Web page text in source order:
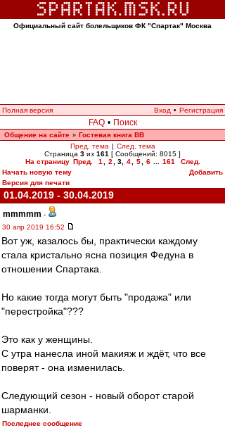
Официальный сайт болельщиков ФК "Спартак" Москва
Полная версия Вход • Регистрация
FAQ • Поиск
Общение на сайте » Гостевая книга ВВ
Пред. тема | След. тема
Страница 3 из 161 [ Сообщений: 8015 ]
На страницу Пред. 1 2 3, 4 5 6 161
След.
Начать новую тему
Добавить
Версия для печати
01.04.2019 - 30.04.2019
mmmmm -
30 апр 2019 16:52
Вот уж, казалось бы, практически каждому
стала кристально ясна позиция Федуна в
отношении Спартака.
Но какие тогда могут быть "продажа" или
"перестройка"???
Это как у женщины.
С утра нанесла иной макияж и ждёт, что все
поверят - она изменилась.
Следующий сезон - новый оборот старой
шарманки.
Последнее сообщение